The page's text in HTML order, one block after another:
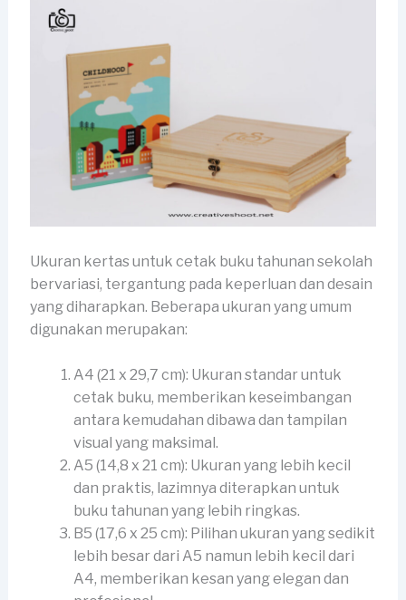
Ukuran kertas untuk cetak buku tahunan sekolah
bervariasi, tergantung pada keperluan dan desain
yang diharapkan. Beberapa ukuran yang umum
digunakan merupakan:
A4 (21 x 29,7 cm): Ukuran standar untuk
cetak buku, memberikan keseimbangan
antara kemudahan dibawa dan tampilan
visual yang maksimal.
A5 (14,8 x 21 cm): Ukuran yang lebih kecil
dan praktis, lazimnya diterapkan untuk
buku tahunan yang lebih ringkas.
B5 (17,6 x 25 cm): Pilihan ukuran yang sedikit
lebih besar dari A5 namun lebih kecil dari
A4, memberikan kesan yang elegan dan